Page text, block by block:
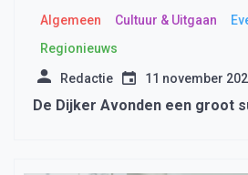
Algemeen Cultuur & Uitgaan
Regionieuws
Redactie 11 november
De Dijker Avonden een groot